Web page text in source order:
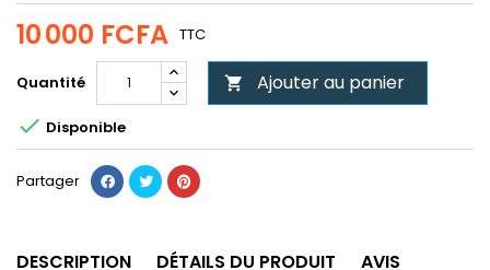
10 000 FCFA TTC
Quantité  Ajouter au panier
 Disponible
Partager
DESCRIPTION DÉTAILS DU PRODUIT AVIS